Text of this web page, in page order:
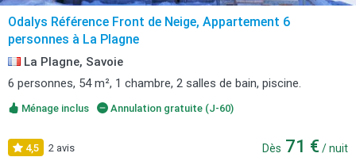
Odalys Référence Front de Neige, Appartement 6
personnes à La Plagne
La Plagne, Savoie
6 personnes, 54 m², 1 chambre, 2 salles de bain, piscine.
Ménage inclus Annulation gratuite (J-60)
4,5 2 avis Dès 71 € / nuit